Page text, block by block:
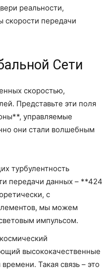
реальности,
скорости передачи
Сети
скоростью,
Представьте эти поля
управляемые
они стали волшебным
турбулентность
передачи данных – **424
с
мы можем
импульсом.
высококачественные
Такая связь – это